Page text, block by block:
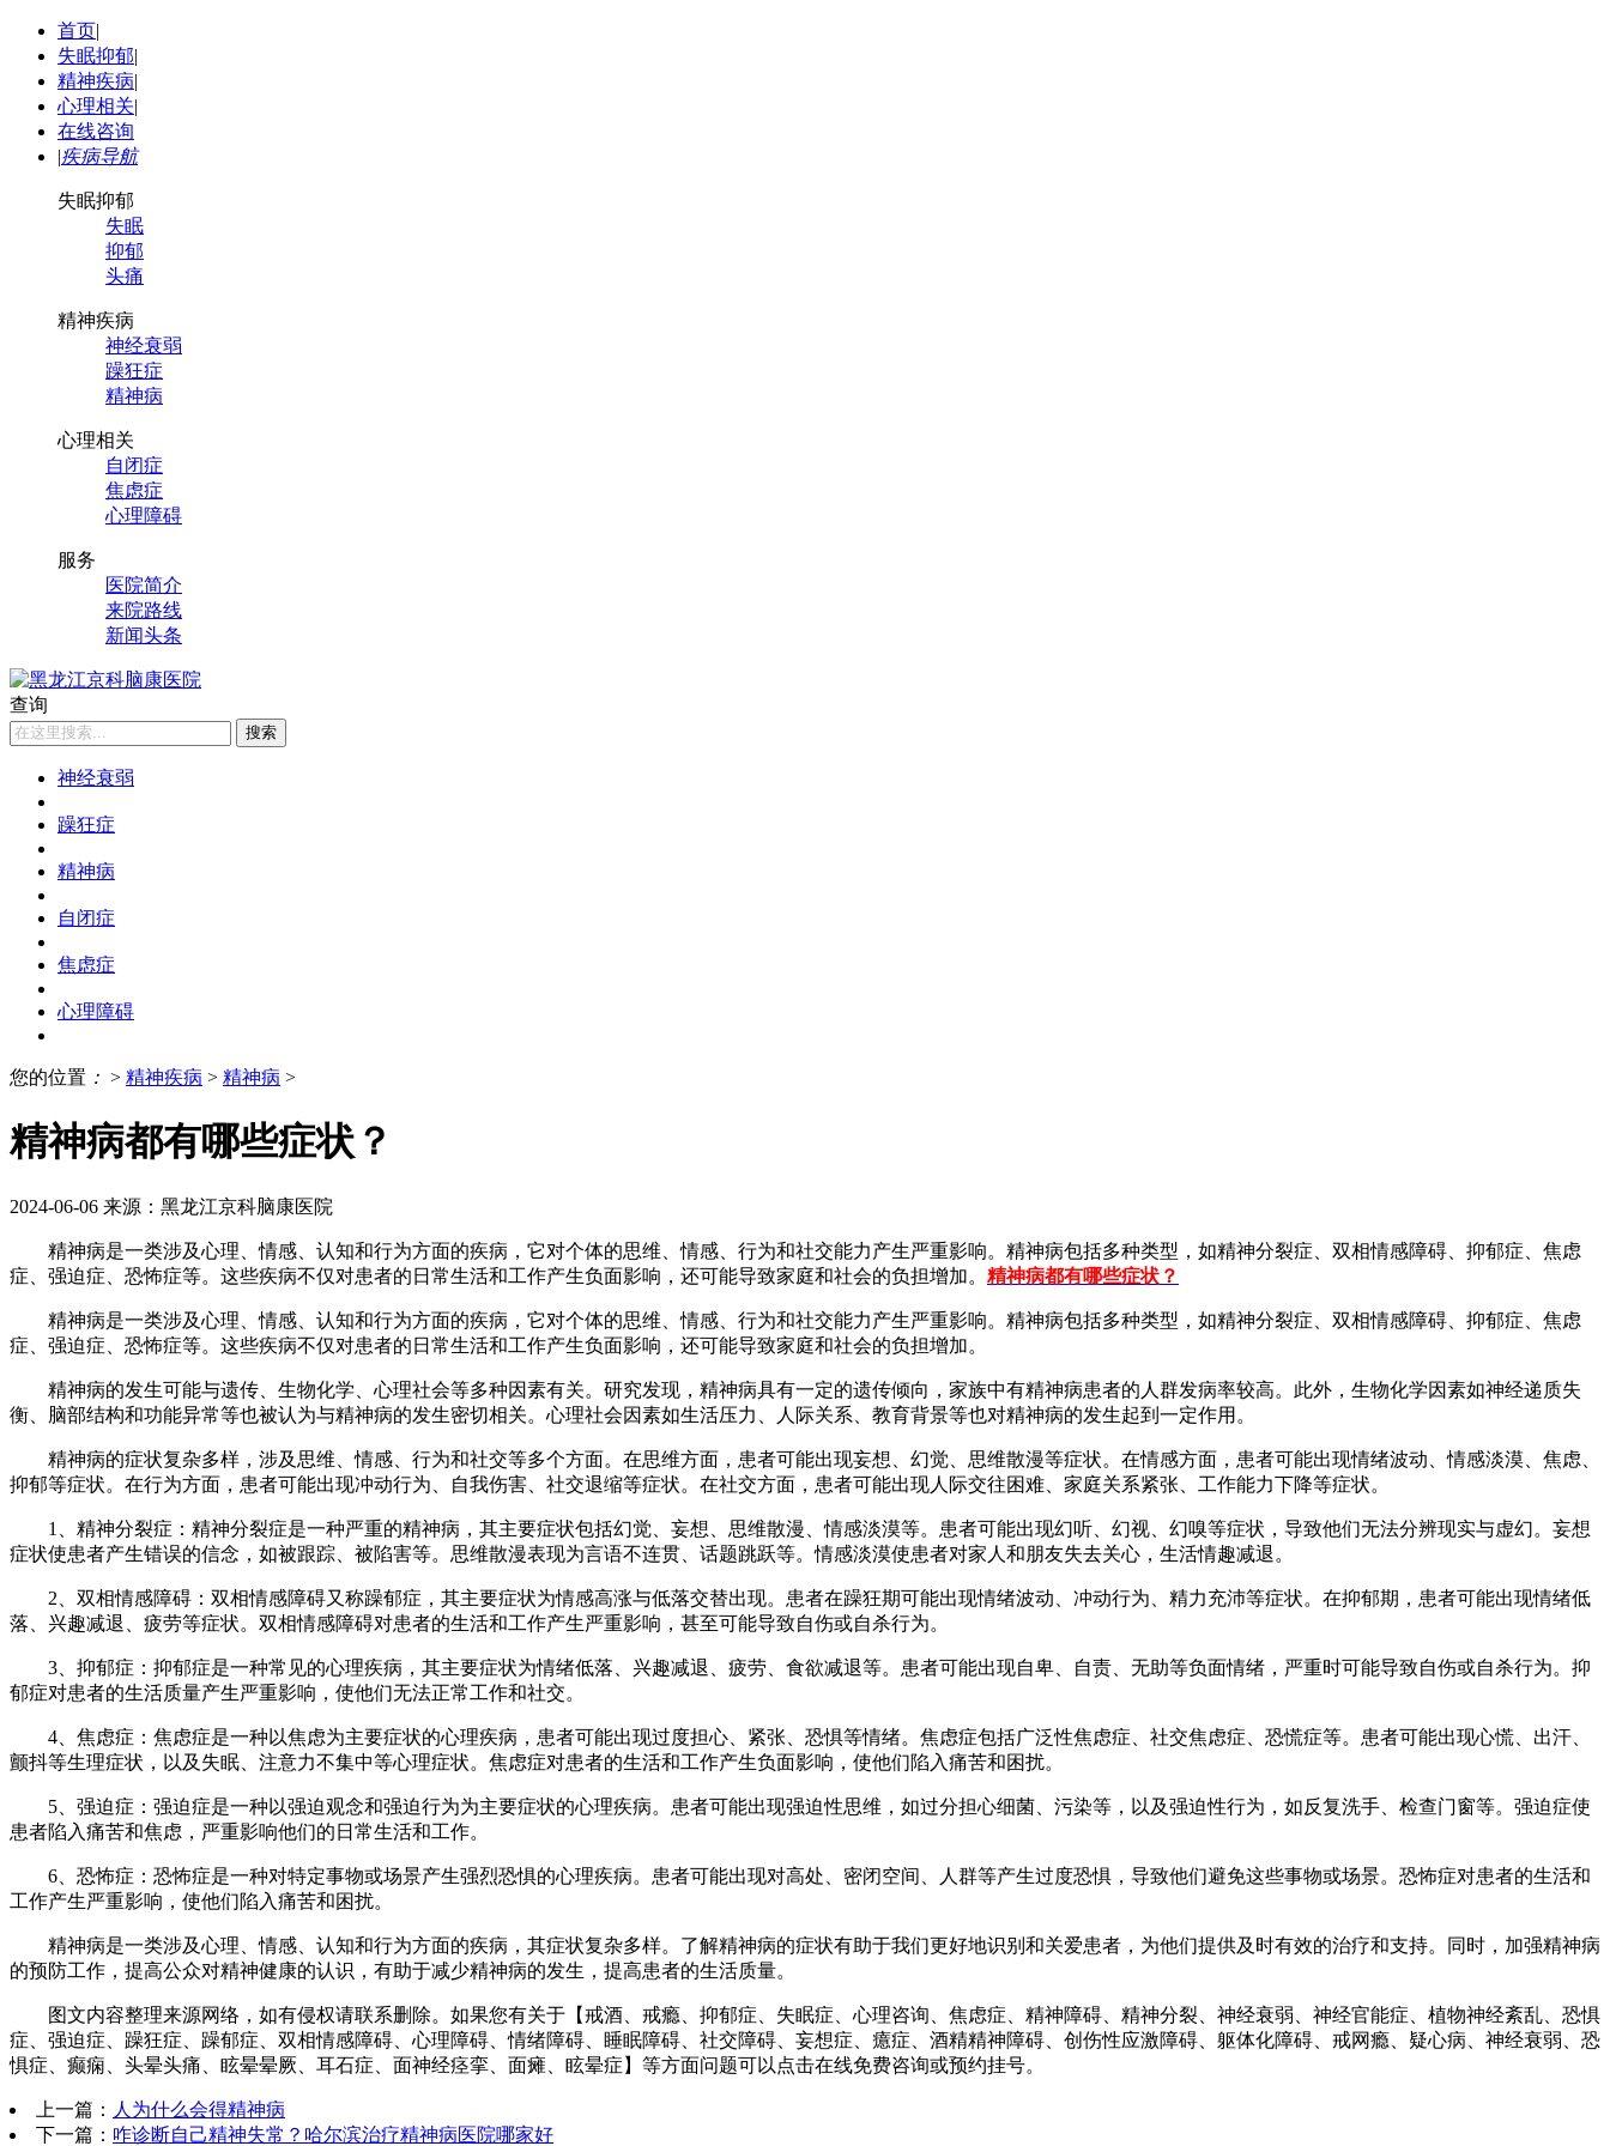
首页|
失眠抑郁|
精神疾病|
心理相关|
在线咨询
|疾病导航
失眠抑郁
失眠
抑郁
头痛
精神疾病
神经衰弱
躁狂症
精神病
心理相关
自闭症
焦虑症
心理障碍
服务
医院简介
来院路线
新闻头条
查询
搜索
神经衰弱
躁狂症
精神病
自闭症
焦虑症
心理障碍
您的位置 ： > 精神疾病 > 精神病 >
精神病都有哪些症状？
2024-06-06 来源：黑龙江京科脑康医院
精神病是一类涉及心理、情感、认知和行为方面的疾病，它对个体的思维、情感、行为和社交能力产生严重影响。精神病包括多种类型，如精神分裂症、双相情感障碍、抑郁症、焦虑
症、强迫症、恐怖症等。这些疾病不仅对患者的日常生活和工作产生负面影响，还可能导致家庭和社会的负担增加。 精神病都有哪些症状？
精神病是一类涉及心理、情感、认知和行为方面的疾病，它对个体的思维、情感、行为和社交能力产生严重影响。精神病包括多种类型，如精神分裂症、双相情感障碍、抑郁症、焦虑
症、强迫症、恐怖症等。这些疾病不仅对患者的日常生活和工作产生负面影响，还可能导致家庭和社会的负担增加。
精神病的发生可能与遗传、生物化学、心理社会等多种因素有关。研究发现，精神病具有一定的遗传倾向，家族中有精神病患者的人群发病率较高。此外，生物化学因素如神经递质失
衡、脑部结构和功能异常等也被认为与精神病的发生密切相关。心理社会因素如生活压力、人际关系、教育背景等也对精神病的发生起到一定作用。
精神病的症状复杂多样，涉及思维、情感、行为和社交等多个方面。在思维方面，患者可能出现妄想、幻觉、思维散漫等症状。在情感方面，患者可能出现情绪波动、情感淡漠、焦虑、
抑郁等症状。在行为方面，患者可能出现冲动行为、自我伤害、社交退缩等症状。在社交方面，患者可能出现人际交往困难、家庭关系紧张、工作能力下降等症状。
1、精神分裂症：精神分裂症是一种严重的精神病，其主要症状包括幻觉、妄想、思维散漫、情感淡漠等。患者可能出现幻听、幻视、幻嗅等症状，导致他们无法分辨现实与虚幻。妄想
症状使患者产生错误的信念，如被跟踪、被陷害等。思维散漫表现为言语不连贯、话题跳跃等。情感淡漠使患者对家人和朋友失去关心，生活情趣减退。
2、双相情感障碍：双相情感障碍又称躁郁症，其主要症状为情感高涨与低落交替出现。患者在躁狂期可能出现情绪波动、冲动行为、精力充沛等症状。在抑郁期，患者可能出现情绪低
落、兴趣减退、疲劳等症状。双相情感障碍对患者的生活和工作产生严重影响，甚至可能导致自伤或自杀行为。
3、抑郁症：抑郁症是一种常见的心理疾病，其主要症状为情绪低落、兴趣减退、疲劳、食欲减退等。患者可能出现自卑、自责、无助等负面情绪，严重时可能导致自伤或自杀行为。抑
郁症对患者的生活质量产生严重影响，使他们无法正常工作和社交。
4、焦虑症：焦虑症是一种以焦虑为主要症状的心理疾病，患者可能出现过度担心、紧张、恐惧等情绪。焦虑症包括广泛性焦虑症、社交焦虑症、恐慌症等。患者可能出现心慌、出汗、
颤抖等生理症状，以及失眠、注意力不集中等心理症状。焦虑症对患者的生活和工作产生负面影响，使他们陷入痛苦和困扰。
5、强迫症：强迫症是一种以强迫观念和强迫行为为主要症状的心理疾病。患者可能出现强迫性思维，如过分担心细菌、污染等，以及强迫性行为，如反复洗手、检查门窗等。强迫症使
患者陷入痛苦和焦虑，严重影响他们的日常生活和工作。
6、恐怖症：恐怖症是一种对特定事物或场景产生强烈恐惧的心理疾病。患者可能出现对高处、密闭空间、人群等产生过度恐惧，导致他们避免这些事物或场景。恐怖症对患者的生活和
工作产生严重影响，使他们陷入痛苦和困扰。
精神病是一类涉及心理、情感、认知和行为方面的疾病，其症状复杂多样。了解精神病的症状有助于我们更好地识别和关爱患者，为他们提供及时有效的治疗和支持。同时，加强精神病
的预防工作，提高公众对精神健康的认识，有助于减少精神病的发生，提高患者的生活质量。
图文内容整理来源网络，如有侵权请联系删除。如果您有关于【戒酒、戒瘾、抑郁症、失眠症、心理咨询、焦虑症、精神障碍、精神分裂、神经衰弱、神经官能症、植物神经紊乱、恐惧
症、强迫症、躁狂症、躁郁症、双相情感障碍、心理障碍、情绪障碍、睡眠障碍、社交障碍、妄想症、癔症、酒精精神障碍、创伤性应激障碍、躯体化障碍、戒网瘾、疑心病、神经衰弱、恐
惧症、癫痫、头晕头痛、眩晕晕厥、耳石症、面神经痉挛、面瘫、眩晕症】等方面问题可以点击在线免费咨询或预约挂号。
上一篇： 人为什么会得精神病
下一篇： 咋诊断自己精神失常？哈尔滨治疗精神病医院哪家好